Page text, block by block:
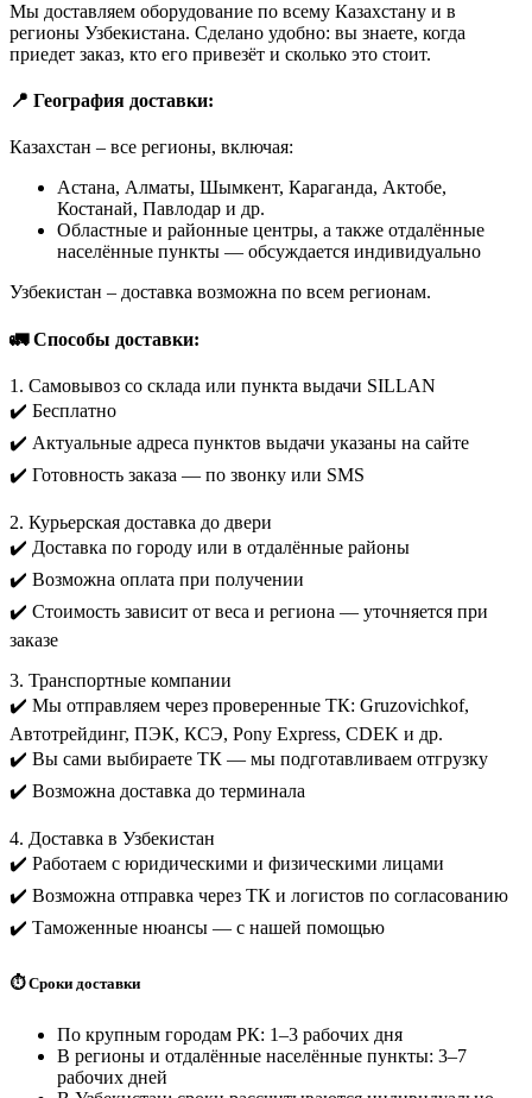
Мы доставляем оборудование по всему Казахстану и в
регионы Узбекистана. Сделано удобно: вы знаете, когда
приедет заказ, кто его привезёт и сколько это стоит.
📍 География доставки:
Казахстан – все регионы, включая:
Астана, Алматы, Шымкент, Караганда, Актобе,
Костанай, Павлодар и др.
Областные и районные центры, а также отдалённые
населённые пункты — обсуждается индивидуально
Узбекистан – доставка возможна по всем регионам.
🚛 Способы доставки:
1. Самовывоз со склада или пункта выдачи SILLAN
✔️ Бесплатно
✔️ Актуальные адреса пунктов выдачи указаны на сайте
✔️ Готовность заказа — по звонку или SMS
2. Курьерская доставка до двери
✔️ Доставка по городу или в отдалённые районы
✔️ Возможна оплата при получении
✔️ Стоимость зависит от веса и региона — уточняется при
заказе
3. Транспортные компании
✔️ Мы отправляем через проверенные ТК: Gruzovichkof,
Автотрейдинг, ПЭК, КСЭ, Pony Express, CDEK и др.
✔️ Вы сами выбираете ТК — мы подготавливаем отгрузку
✔️ Возможна доставка до терминала
4. Доставка в Узбекистан
✔️ Работаем с юридическими и физическими лицами
✔️ Возможна отправка через ТК и логистов по согласованию
✔️ Таможенные нюансы — с нашей помощью
⏱️ Сроки доставки
По крупным городам РК: 1–3 рабочих дня
В регионы и отдалённые населённые пункты: 3–7
рабочих дней